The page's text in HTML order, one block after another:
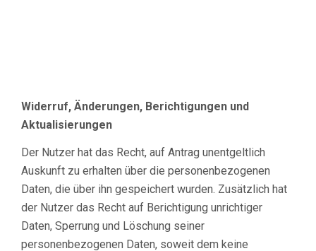
Widerruf, Änderungen, Berichtigungen und
Aktualisierungen
Der Nutzer hat das Recht, auf Antrag unentgeltlich
Auskunft zu erhalten über die personenbezogenen
Daten, die über ihn gespeichert wurden. Zusätzlich hat
der Nutzer das Recht auf Berichtigung unrichtiger
Daten, Sperrung und Löschung seiner
personenbezogenen Daten, soweit dem keine